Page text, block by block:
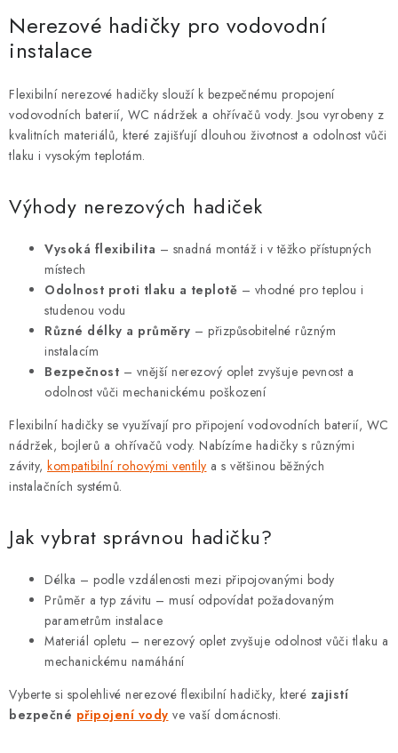
v
l
á
d
a
c
í
r
u
Nerezové hadičky pro vodovodní
instalace
Flexibilní nerezové hadičky slouží k bezpečnému propojení
vodovodních baterií, WC nádržek a ohřívačů vody. Jsou vyrobeny z
kvalitních materiálů, které zajišťují dlouhou životnost a odolnost vůči
tlaku i vysokým teplotám.
Výhody nerezových hadiček
Vysoká flexibilita – snadná montáž i v těžko přístupných
místech
Odolnost proti tlaku a teplotě – vhodné pro teplou i
studenou vodu
Různé délky a průměry – přizpůsobitelné různým
instalacím
Bezpečnost – vnější nerezový oplet zvyšuje pevnost a
odolnost vůči mechanickému poškození
Flexibilní hadičky se využívají pro připojení vodovodních baterií, WC
nádržek, bojlerů a ohřívačů vody. Nabízíme hadičky s různými
závity, kompatibilní rohovými ventily a s většinou běžných
instalačních systémů.
Jak vybrat správnou hadičku?
Délka – podle vzdálenosti mezi připojovanými body
Průměr a typ závitu – musí odpovídat požadovaným
parametrům instalace
Materiál opletu – nerezový oplet zvyšuje odolnost vůči tlaku a
mechanickému namáhání
Vyberte si spolehlivé nerezové flexibilní hadičky, které zajistí
bezpečné připojení vody ve vaší domácnosti.